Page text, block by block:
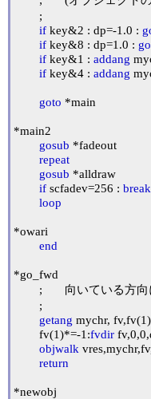
if key&2 : dp=-1.0 :
if key&8 : dp=1.0 :
if key&1 : addang
if key&4 : addang
goto *main
*main2
gosub *fadeout
repeat
gosub *alldraw
if scfadev=256 : break
loop
*owari
end
*go_fwd
getang mychr,
	fv(1)*=-1:
fvdir
objwalk
return
*newobj